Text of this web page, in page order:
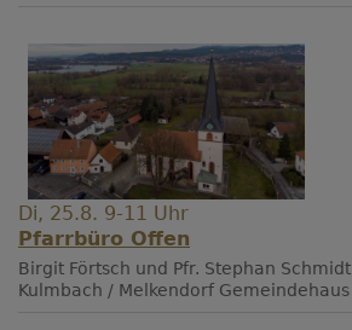
Di, 25.8. 9-11 Uhr
Pfarrbüro Offen
Birgit Förtsch und Pfr. Stephan Schmidt
Kulmbach / Melkendorf Gemeindehaus